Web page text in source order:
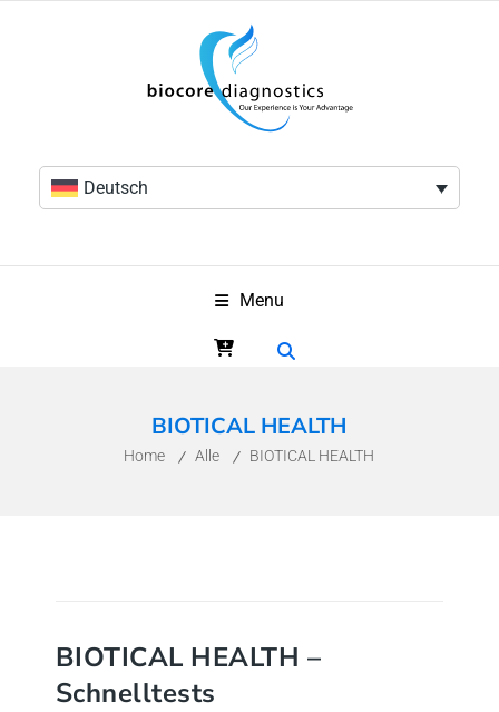
Deutsch
Menu
BIOTICAL HEALTH
Home Alle BIOTICAL HEALTH
BIOTICAL HEALTH –
Schnelltests